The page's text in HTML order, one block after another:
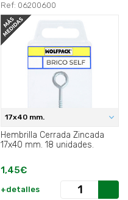
Ref: 06200600
17x40 mm.
Hembrilla Cerrada Zincada
17x40 mm. 18 unidades.
1,45€
+detalles